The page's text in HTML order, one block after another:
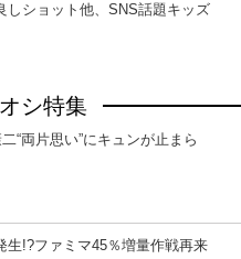
しショット他、SNS話題キッズ
シ特集
“両片思い”にキュンが止まら
生!?ファミマ45％増量作戦再来